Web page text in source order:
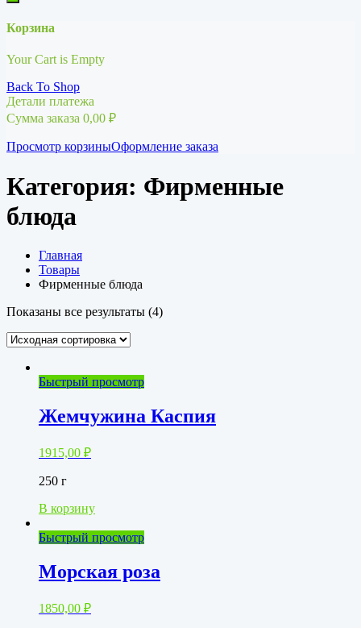
Корзина
Your Cart is Empty
Back To Shop
Детали платежа
Сумма заказа 0,00 ₽
Просмотр корзиныОформление заказа
Категория: Фирменные
блюда
Главная
Товары
Фирменные блюда
Показаны все результаты (4)
Быстрый просмотр
Жемчужина Каспия
1915,00 ₽
250 г
В корзину
Быстрый просмотр
Морская роза
1850,00 ₽